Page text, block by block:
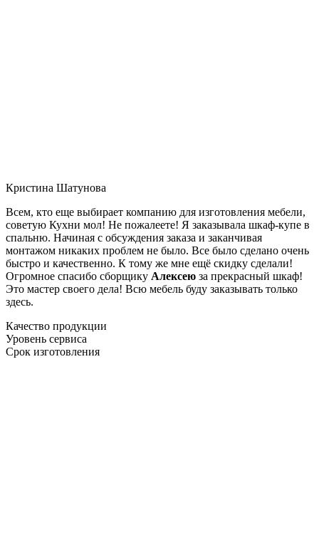
Кристина Шатунова
Всем, кто еще выбирает компанию для изготовления мебели,
советую Кухни мол! Не пожалеете! Я заказывала шкаф-купе в
спальню. Начиная с обсуждения заказа и заканчивая
монтажом никаких проблем не было. Все было сделано очень
быстро и качественно. К тому же мне ещё скидку сделали!
Огромное спасибо сборщику Алексею за прекрасный шкаф!
Это мастер своего дела! Всю мебель буду заказывать только
здесь.
Качество продукции
Уровень сервиса
Срок изготовления